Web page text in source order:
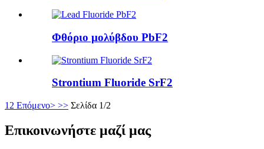
Φθόριο μολύβδου PbF2
Strontium Fluoride SrF2
1 2 Επόμενο> >> Σελίδα 1/2
Επικοινωνήστε μαζί μας